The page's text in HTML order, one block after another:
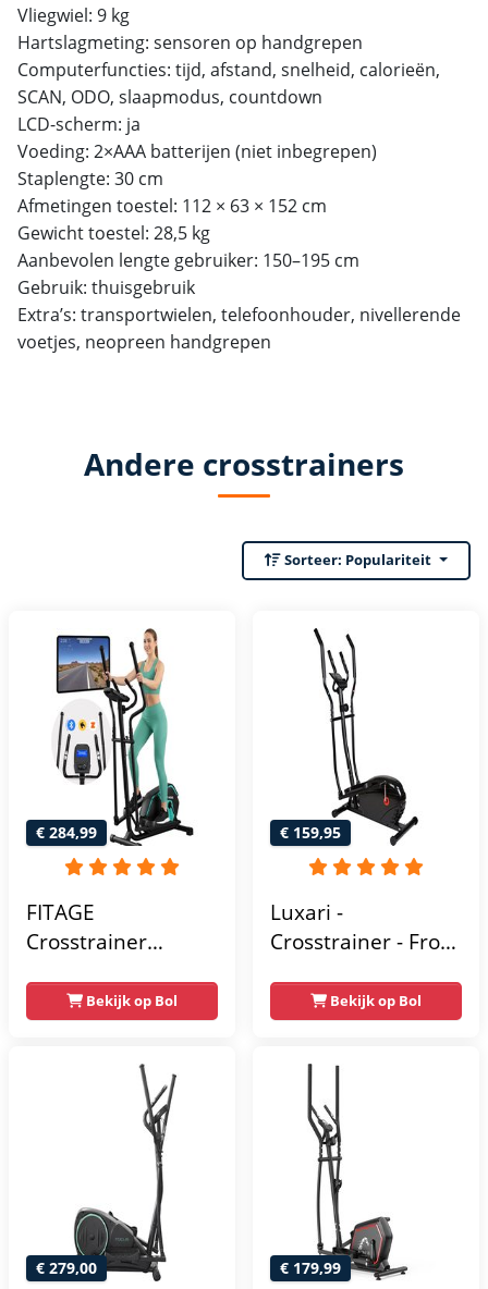
Vliegwiel: 9 kg
Hartslagmeting: sensoren op handgrepen
Computerfuncties: tijd, afstand, snelheid, calorieën,
SCAN, ODO, slaapmodus, countdown
LCD-scherm: ja
Voeding: 2×AAA batterijen (niet inbegrepen)
Staplengte: 30 cm
Afmetingen toestel: 112 × 63 × 152 cm
Gewicht toestel: 28,5 kg
Aanbevolen lengte gebruiker: 150–195 cm
Gebruik: thuisgebruik
Extra’s: transportwielen, telefoonhouder, nivellerende
voetjes, neopreen handgrepen
Andere crosstrainers
Sorteer: Populariteit
€ 284,99
FITAGE
Crosstrainer
Crosstrainers met
Bluetooth Kinomap
& Zwift - Fitness
Trainer met 24
trainingsprogramma’s
- Nauwkeurige
Hartslagmeter
Bekijk op Bol
€ 159,95
Luxari -
Crosstrainer - Front
hartslagfunctie en
tablethouder -
Elliptische Trainer -
Crosstrainer
Fitness
Bekijk op Bol
€ 279,00 € 179,99